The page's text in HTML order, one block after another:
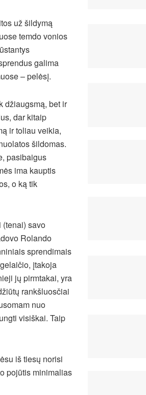
už šildymą
temdo vonios
galima
– pelėsį.
džiaugsmą, bet ir
dar kitaip
ir toliau veikia,
šildomas.
pasibaigus
ima kauptis
o ką tik
savo
Rolando
sprendimais
įtakoja
jų pirmtakai, yra
rankšluosčiai
nuo
visiškai. Taip
iš tiesų norisi
pojūtis minimalias